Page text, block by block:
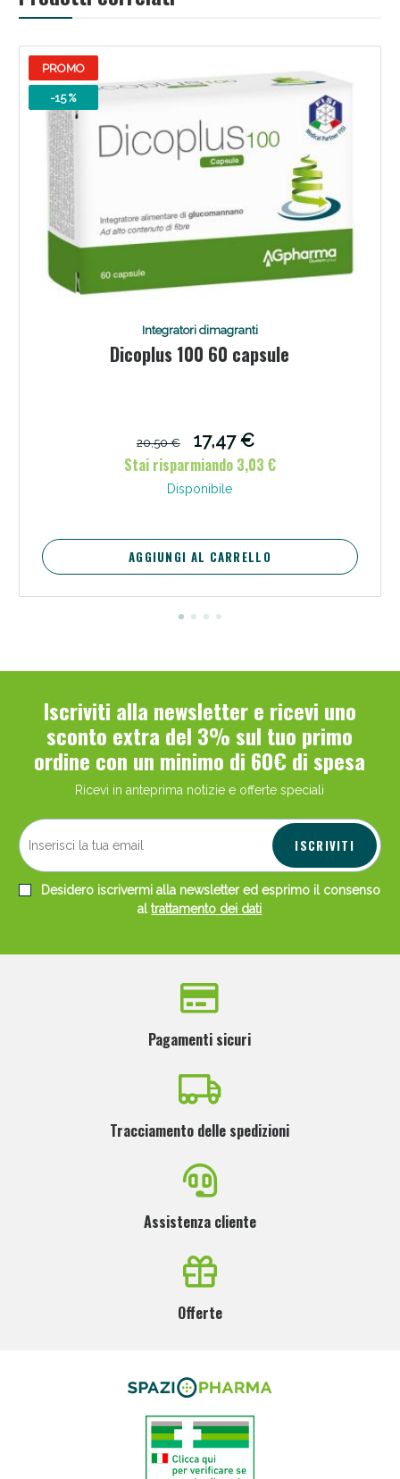
PROMO
-15 %
Integratori dimagranti
Dicoplus 100 60 capsule
20,50 €
17,47 €
Stai risparmiando 3,03 €
Disponibile
AGGIUNGI AL CARRELLO
Iscriviti alla newsletter e ricevi uno
sconto extra del 3% sul tuo primo
ordine con un minimo di 60€ di spesa
Ricevi in anteprima notizie e offerte speciali
ISCRIVITI
Desidero iscrivermi alla newsletter ed esprimo il consenso
altrattamento dei dati
Pagamenti sicuri
Tracciamento delle spedizioni
Assistenza cliente
Offerte